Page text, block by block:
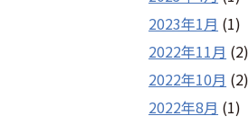
2023年1月 (1)
2022年11月 (2)
2022年10月 (2)
2022年8月 (1)